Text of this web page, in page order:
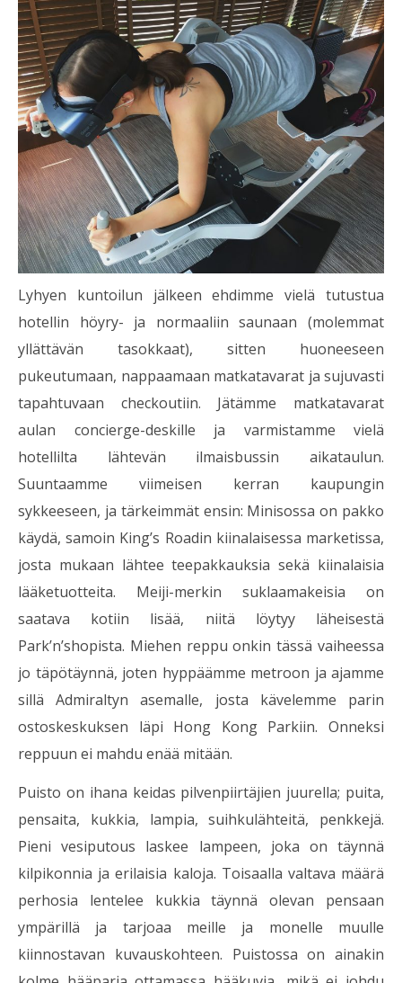
Lyhyen kuntoilun jälkeen ehdimme vielä tutustua
hotellin höyry- ja normaaliin saunaan (molemmat
yllättävän tasokkaat), sitten huoneeseen
pukeutumaan, nappaamaan matkatavarat ja sujuvasti
tapahtuvaan checkoutiin. Jätämme matkatavarat
aulan concierge-deskille ja varmistamme vielä
hotellilta lähtevän ilmaisbussin aikataulun.
Suuntaamme viimeisen kerran kaupungin
sykkeeseen, ja tärkeimmät ensin: Minisossa on pakko
käydä, samoin King’s Roadin kiinalaisessa marketissa,
josta mukaan lähtee teepakkauksia sekä kiinalaisia
lääketuotteita. Meiji-merkin suklaamakeisia on
saatava kotiin lisää, niitä löytyy läheisestä
Park’n’shopista. Miehen reppu onkin tässä vaiheessa
jo täpötäynnä, joten hyppäämme metroon ja ajamme
sillä Admiraltyn asemalle, josta kävelemme parin
ostoskeskuksen läpi Hong Kong Parkiin. Onneksi
reppuun ei mahdu enää mitään.
Puisto on ihana keidas pilvenpiirtäjien juurella; puita,
pensaita, kukkia, lampia, suihkulähteitä, penkkejä.
Pieni vesiputous laskee lampeen, joka on täynnä
kilpikonnia ja erilaisia kaloja. Toisaalla valtava määrä
perhosia lentelee kukkia täynnä olevan pensaan
ympärillä ja tarjoaa meille ja monelle muulle
kiinnostavan kuvauskohteen. Puistossa on ainakin